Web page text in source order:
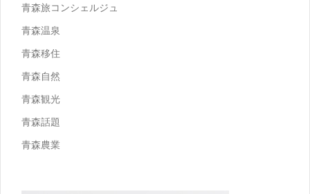
青森旅コンシェルジュ
青森温泉
青森移住
青森自然
青森観光
青森話題
青森農業